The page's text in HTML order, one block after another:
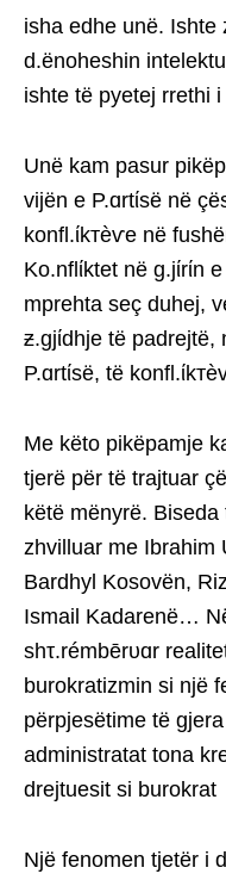
isha edhe unë. Ishte
d.ënoheshin
ishte të pyetej rrethi i
Unë kam pasur
vijën e P.ɑrtίsë në
konfl.ίkтèѵe në
Ko.nflίktet në
mprehta seç duhej,
ƶ.gjίdhje të
P.ɑrtίsë, të
Me këto pikëpamje
tjerë për të trajtuar
këtë mënyrë.
zhvilluar me Ibrahim
Bardhyl Kosovën,
Ismail Kadarenë…
shτ.rémbērυɑr
burokratizmin si një
përpjesëtime të
administratat tona
drejtuesit si burokrat
Një fenomen tjetër i